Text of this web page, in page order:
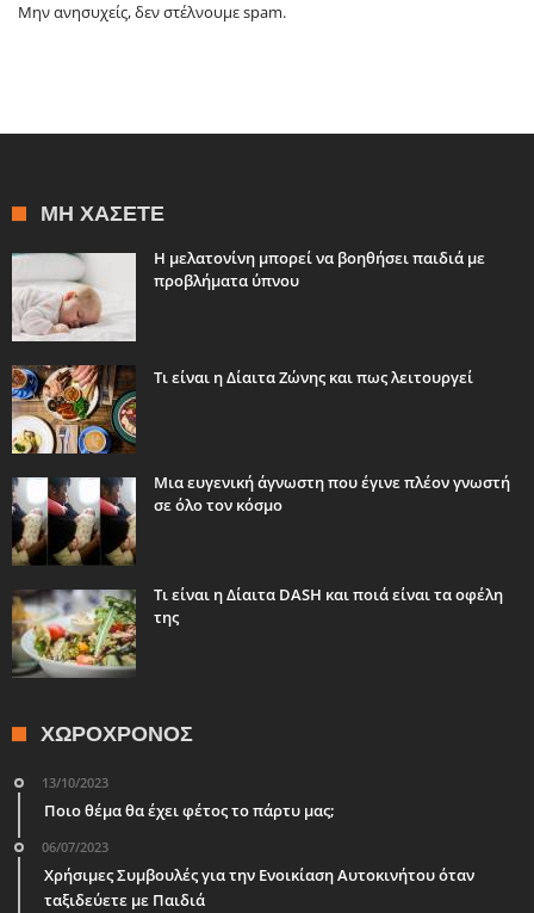
Μην ανησυχείς, δεν στέλνουμε spam.
ΜΗ ΧΆΣΕΤΕ
Η μελατονίνη μπορεί να βοηθήσει παιδιά με
προβλήματα ύπνου
Τι είναι η Δίαιτα Ζώνης και πως λειτουργεί
Μια ευγενική άγνωστη που έγινε πλέον γνωστή
σε όλο τον κόσμο
Τι είναι η Δίαιτα DASH και ποιά είναι τα οφέλη
της
ΧΩΡΟΧΡΌΝΟΣ
13/10/2023
Ποιο θέμα θα έχει φέτος το πάρτυ μας;
06/07/2023
Χρήσιμες Συμβουλές για την Ενοικίαση Αυτοκινήτου όταν
ταξιδεύετε με Παιδιά